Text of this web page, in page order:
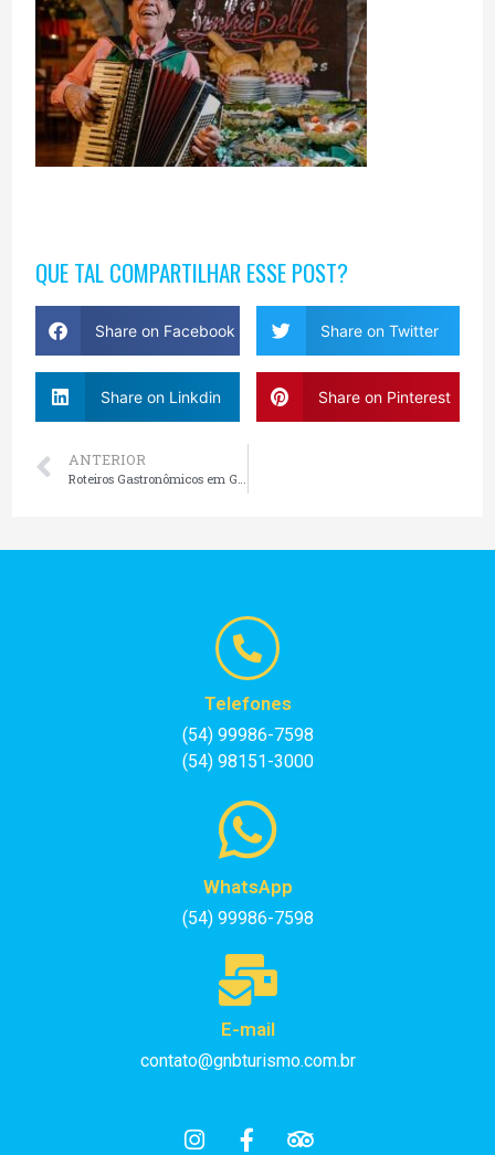
QUE TAL COMPARTILHAR ESSE POST?
Share on Facebook Share on Twitter
Share on Linkdin Share on Pinterest
ANTERIOR
Roteiros Gastronômicos em Gramado
Telefones
(54) 99986-7598
(54) 98151-3000
WhatsApp
(54) 99986-7598
E-mail
contato@gnbturismo.com.br